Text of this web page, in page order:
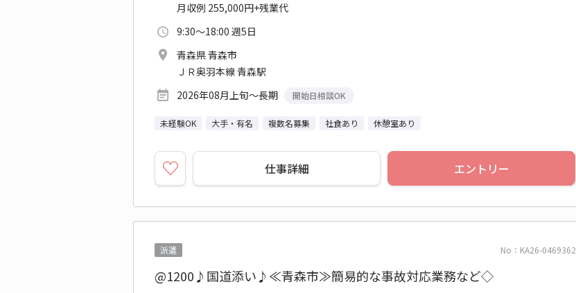
月収例 255,000円+残業代
9:30～18:00 週5日
青森県 青森市
ＪＲ奥羽本線 青森駅
2026年08月上旬～長期
開始日相談OK
未経験OK 大手・有名 複数名募集 社食あり 休憩室あり
仕事詳細 エントリー
No：KA26-0469362
派遣
@1200♪国道添い♪≪青森市≫簡易的な事故対応業務など◇